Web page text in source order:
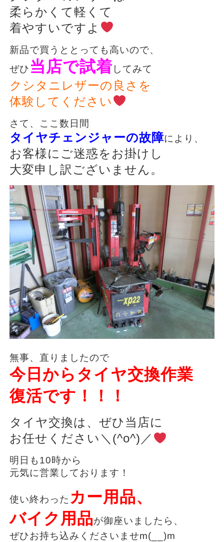
柔らかくて軽くて
着やすいですよ
新品で買うととっても高いので、
ぜひ 当店で試着 してみて
クシタニレザーの良さを
体験してください
さて、ここ数日間
タイヤチェンジャーの故障により、
お客様にご迷惑をお掛けし
大変申し訳ございません。
無事、直りましたので
今日からタイヤ交換作業
復活です！！！
タイヤ交換は、ぜひ当店に
お任せください＼(^o^)／
明日も10時から
元気に営業しております！
使い終わった カー用品、
バイク用品が御座いましたら、
ぜひお持ち込みくださいませm(__)m